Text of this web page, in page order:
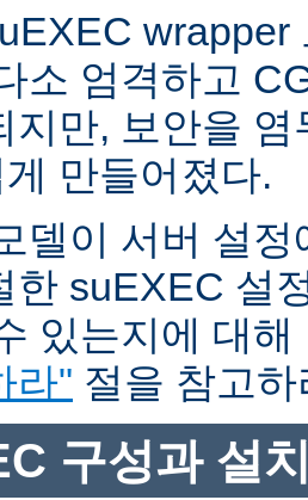
wrapper
소 엄격하고
지만, 보안을
만들어졌다.
델이 서버 설
한 suEXEC 설
있는지에 대
라" 절을 참고하
구성과 설